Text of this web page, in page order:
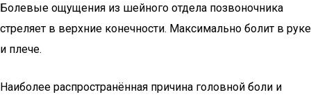
Болевые ощущения из шейного отдела позвоночника
стреляет в верхние конечности. Максимально болит в руке
и плече.
Наиболее распространённая причина головной боли и